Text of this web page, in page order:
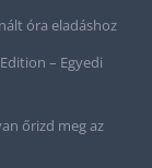
óra eladáshoz
– Egyedi
őrizd meg az